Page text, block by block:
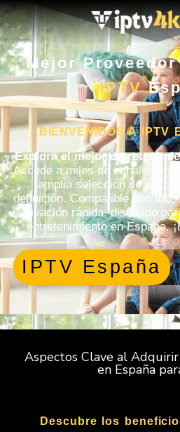
Mejor
IPTV
BIENVENIDOS A IPTV
Explora el mejor
Accede a miles de canales en
amplia selección de
definición. Compatible con
activación rápida, diseñado
entretenimiento en España.
IPTV España
Aspectos Clave al
en España
Descubre los